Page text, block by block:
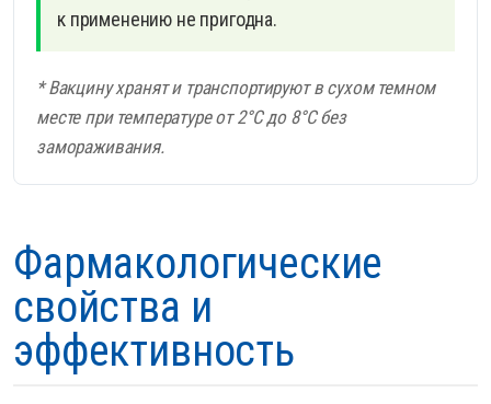
к применению не пригодна.
* Вакцину хранят и транспортируют в сухом темном
месте при температуре от 2°С до 8°С без
замораживания.
Фармакологические
свойства и
эффективность